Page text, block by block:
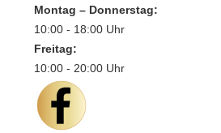
Montag – Donnerstag:
10:00 - 18:00 Uhr
Freitag:
10:00 - 20:00 Uhr